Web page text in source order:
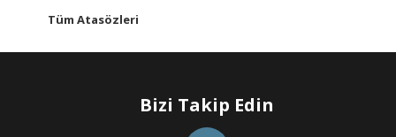
Tüm Atasözleri
Bizi Takip Edin